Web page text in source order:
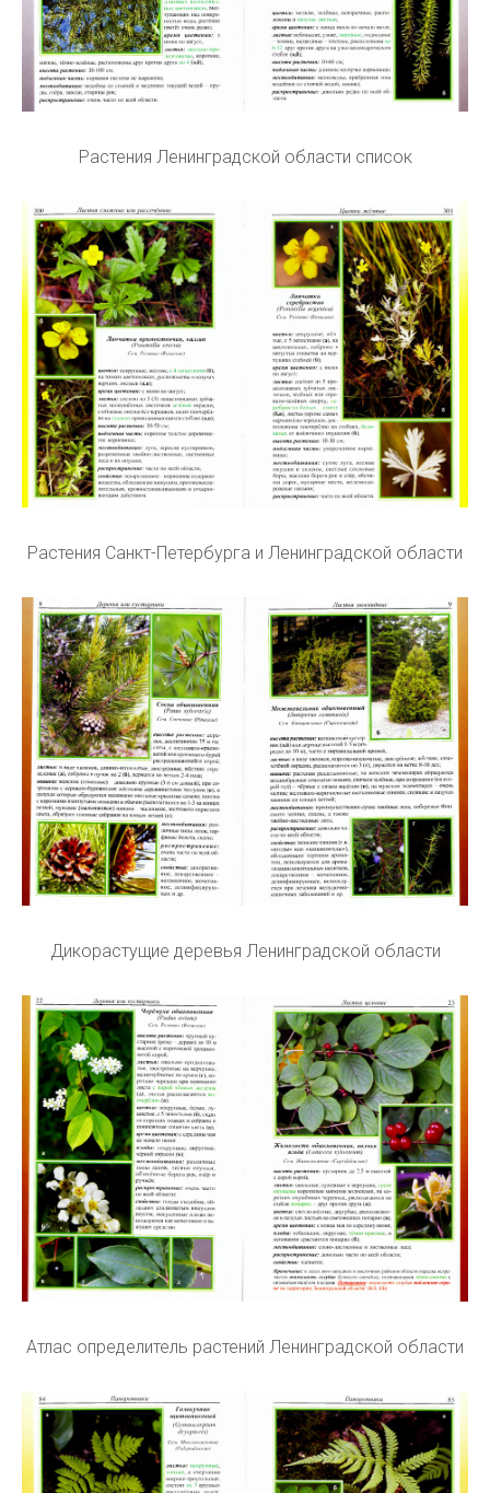
Растения Ленинградской области список
Растения Санкт-Петербурга и Ленинградской области
Дикорастущие деревья Ленинградской области
Атлас определитель растений Ленинградской области